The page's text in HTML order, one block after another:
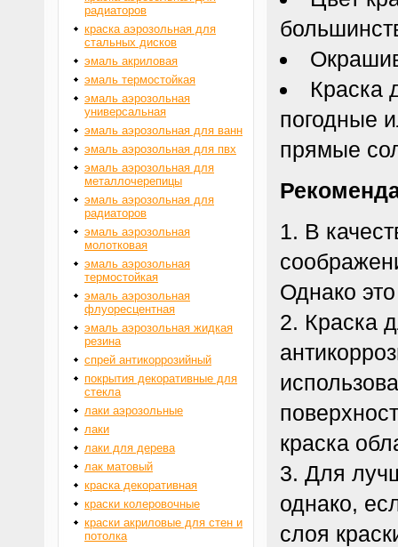
Краска
погодные
прямые
В
Однако
Краска
краска
Для
однако,
слоя
радиаторов
краска аэрозольная для
стальных дисков
эмаль акриловая
эмаль термостойкая
эмаль аэрозольная
универсальная
эмаль аэрозольная для ванн
эмаль аэрозольная для пвх
эмаль аэрозольная для
металлочерепицы
эмаль аэрозольная для
радиаторов
эмаль аэрозольная
молотковая
эмаль аэрозольная
термостойкая
эмаль аэрозольная
флуоресцентная
эмаль аэрозольная жидкая
резина
спрей антикоррозийный
покрытия декоративные для
стекла
лаки аэрозольные
лаки
лаки для дерева
лак матовый
краска декоративная
краски колеровочные
краски акриловые для стен и
потолка